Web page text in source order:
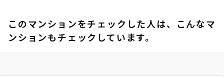
このマンションをチェックした人は、こんなマ
ンションもチェックしています。